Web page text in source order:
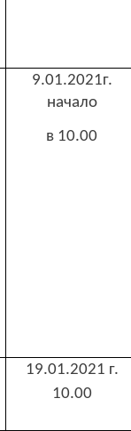
9.01.2021г.
начало
в 10.00
19.01.2021 г.
10.00